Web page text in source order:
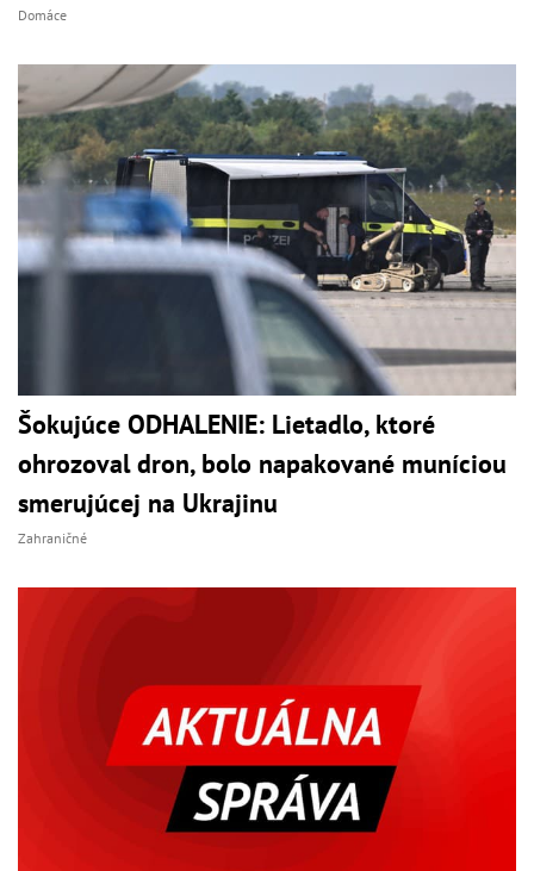
Domáce
Šokujúce ODHALENIE: Lietadlo, ktoré
ohrozoval dron, bolo napakované muníciou
smerujúcej na Ukrajinu
Zahraničné